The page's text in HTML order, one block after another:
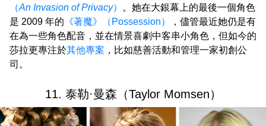
（An Invasion of Privacy）
。她在大銀幕上的最後一個角色
是 2009 年的 《著魔》（Possession）
，儘管最近她仍是有
在為一些角色配音，並在情景喜劇中客串小角色，但如今的
莎拉更專注於其他專案 ，比如慈善活動和管理一家初創公
司。
11. 泰勒·曼森（Taylor Momsen）